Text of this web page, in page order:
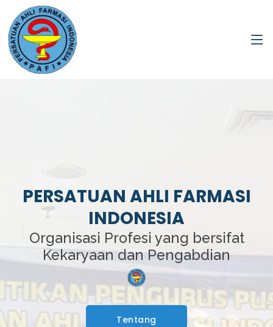
PERSATUAN AHLI FARMASI
INDONESIA
Organisasi Profesi yang bersifat
Kekaryaan dan Pengabdian
Tentang